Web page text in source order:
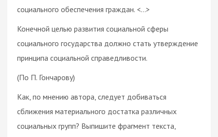
социального обеспечения граждан. <…>
Конечной целью развития социальной сферы
социального государства должно стать утверждение
принципа социальной справедливости.
(По П. Гончарову)
Как, по мнению автора, следует добиваться
сближения материального достатка различных
социальных групп? Выпишите фрагмент текста,